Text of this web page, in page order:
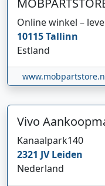
Online winkel –
10115Tallinn
Estland
Vivo
Kanaalpark140
2321 JVLeiden
Nederland